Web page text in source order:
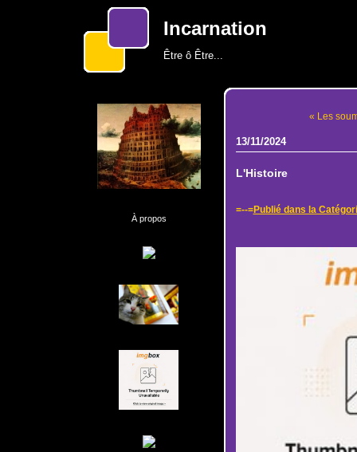
Incarnation
Être ô Être...
À propos
« Les
13/11/2024
L'Histoire
=--=Publié dans la